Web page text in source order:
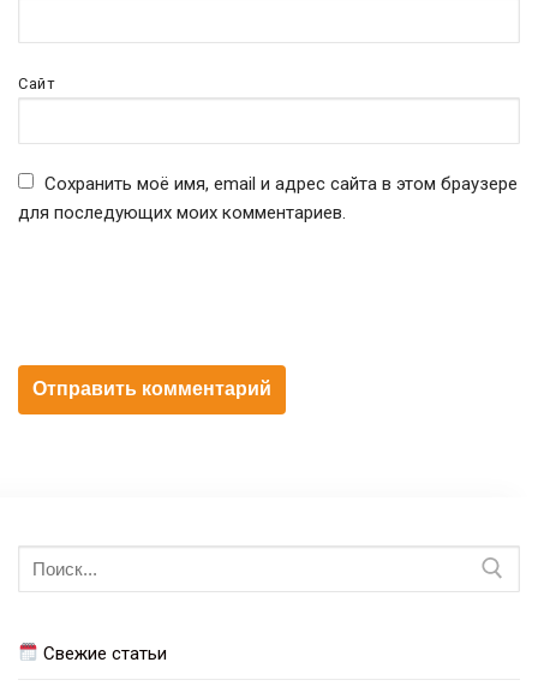
Сайт
Сохранить моё имя, email и адрес сайта в этом браузере
для последующих моих комментариев.
Искать:
Свежие статьи